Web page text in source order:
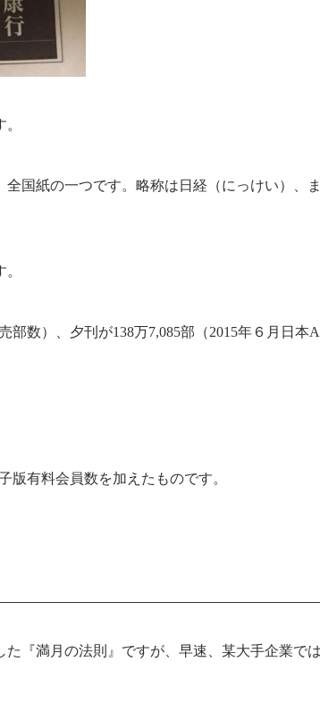
国紙の一つです。略称は日経（にっけい）、
数）、夕刊が138万7,085部（2015年６月日本
有料会員数を加えたものです。
『満月の法則』ですが、早速、某大手企業で